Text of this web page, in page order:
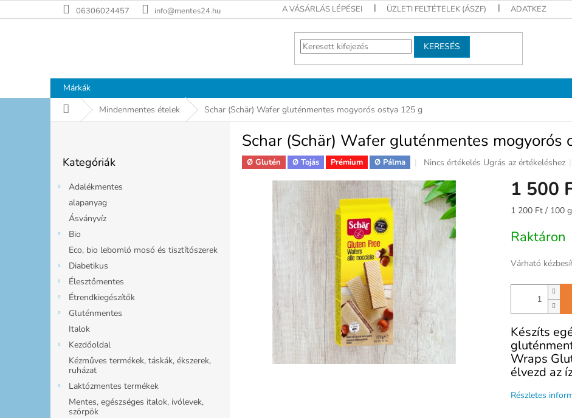
a
06306024457 info@mentes24.hu A VÁSÁRLÁS LÉPÉSEI ÜZLETI FELTÉTELEK (ÁSZF) ADATKEZELÉSI
KERESÉS
Márkák
KezdőlapMindenmentes ételek Schar (Schär) Wafer gluténmentes mogyorós ostya 125 g
átugrása
Kategóriák
Adalékmentes
alapanyag
Ásványvíz
Bio
Eco, bio lebomló mosó és tisztítószerek
Diabetikus
Élesztőmentes
Étrendkiegészítők
Gluténmentes
Italok
Kezdőoldal
Kézműves termékek, táskák, ékszerek,
ruházat
Laktózmentes termékek
Mentes, egészséges italok, ivólevek,
szörpök
Schar (Schär) Wafer gluténmentes mogyorós
Ø Glutén Ø Tojás Prémium Ø Pálma
A
átlagos
értékelése
5-
Nincs értékelés Ugrás az értékeléshez
1 500
Egységár:
1 200 Ft / 100 g
Raktáron
Várható
Készíts
Wraps
élvezd az
Részletes